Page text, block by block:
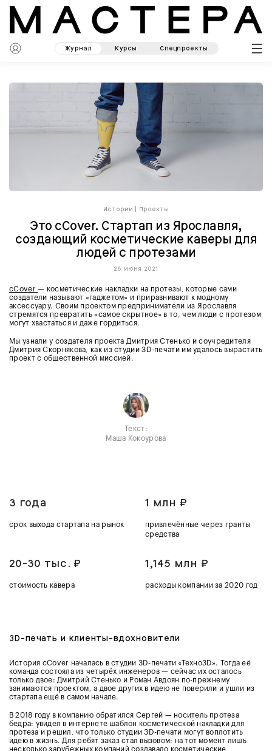
Журнал Курсы Спецпроекты
Истории Проекты
Это cCover. Стартап из Ярославля,
создающий косметические каверы для
людей с протезами
28 июня 2021
cCover— косметические накладки на протезы, которые сами
создатели называют «гаджетом» и приравнивают к модному
аксессуару. Своим проектом предприниматели из Ярославля
стремятся превратить «самое скрытное» в то, чем люди с протезом
могут хвастаться и даже гордиться.
Мы узнали у создателя проекта Дмитрия Стенько и соучредителя
Дмитрия Скорнякова, как из студии 3D-печати им удалось вырастить
проект с общественной миссией.
Текст:
Маша Кокоурова
3 года
срок выхода стартапа на рынок
1 млн ₽
привлечённые через гранты
средства
20-30 тыс. ₽
стоимость кавера
1,145 млн ₽
расходы компании за 2020 год
3D-печать и клиенты-вдохновители
История cCover началась в студии 3D-печати «Техно3D». Тогда её
команда состояла из четырёх инженеров — сейчас их осталось
только двое: Дмитрий Стенько и Роман Авдоян по-прежнему
занимаются проектом, а двое других в идею не поверили и ушли из
стартапа ещё в самом начале.
В 2018 году в компанию обратился Сергей — носитель протеза
бедра: увидел в интернете шаблон косметической накладки для
протеза и решил, что только студии 3D-печати могут воплотить
идею в жизнь. Для ребят заказ стал вызовом: на тот момент лишь
несколько зарубежных компаний создавало косметические